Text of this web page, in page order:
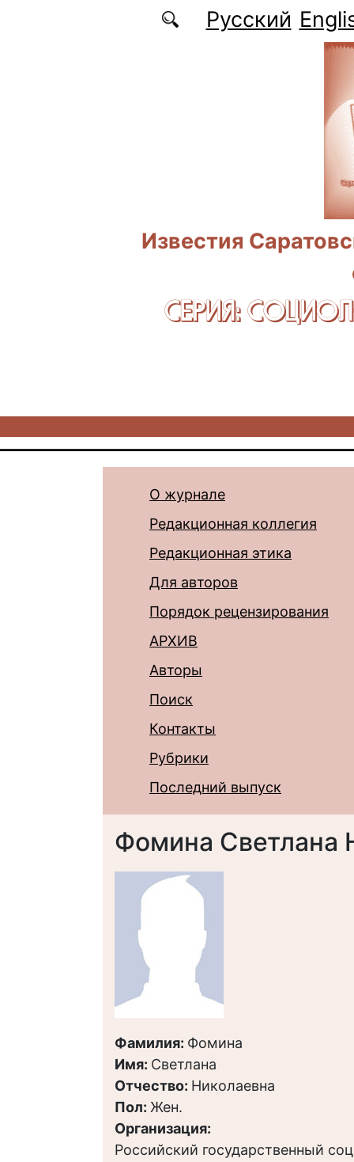
Перейти к основному содержаниюРусский
Известия
СЕРИЯ:
О журнале
Редакционная коллегия
Редакционная этика
Для авторов
Порядок рецензирования
АРХИВ
Авторы
Поиск
Контакты
Рубрики
Последний выпуск
Фомина Светлана
Фамилия: Фомина
Имя: Светлана
Отчество: Николаевна
Пол: Жен.
Организация:
Российский государственный